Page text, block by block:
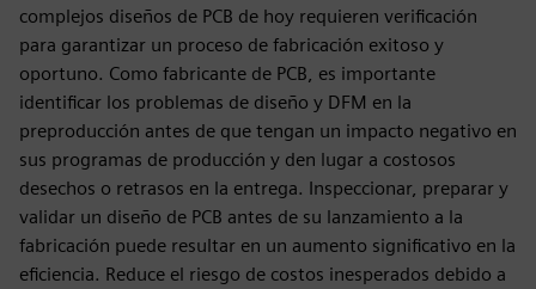
complejos diseños de PCB de hoy requieren verificación
para garantizar un proceso de fabricación exitoso y
oportuno. Como fabricante de PCB, es importante
identificar los problemas de diseño y DFM en la
preproducción antes de que tengan un impacto negativo en
sus programas de producción y den lugar a costosos
desechos o retrasos en la entrega. Inspeccionar, preparar y
validar un diseño de PCB antes de su lanzamiento a la
fabricación puede resultar en un aumento significativo en la
eficiencia. Reduce el riesgo de costos inesperados debido a